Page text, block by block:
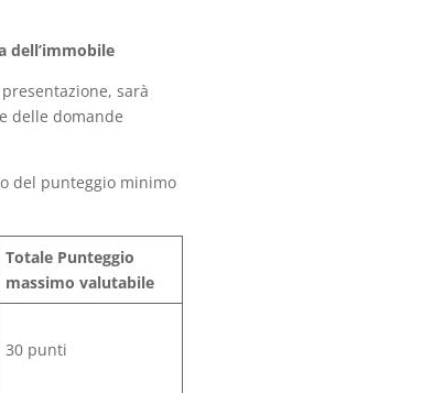
dell’immobile
sarà
delle domande
del punteggio minimo
Totale Punteggio
massimo valutabile
30 punti